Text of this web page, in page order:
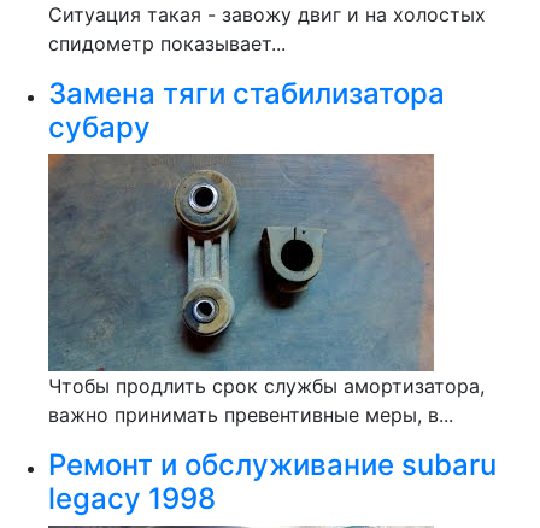
Ситуация такая - завожу двиг и на холостых
спидометр показывает...
Замена тяги стабилизатора
субару
Чтобы продлить срок службы амортизатора,
важно принимать превентивные меры, в...
Ремонт и обслуживание subaru
legacy 1998